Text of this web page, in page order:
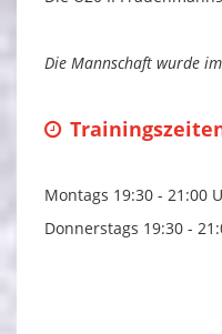
Die Mannschaft wurde
Montags 19:30 - 21:00
Donnerstags 19:30 -